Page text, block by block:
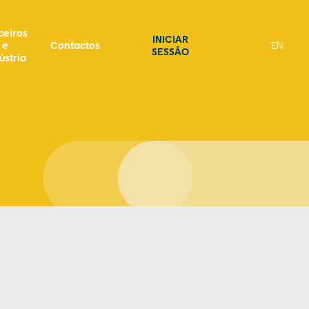
e
Contactos
INICIAR
SESSÃO
EN